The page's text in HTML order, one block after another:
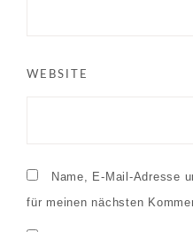
WEBSITE
Name, E-Mail-Adresse
für meinen nächsten